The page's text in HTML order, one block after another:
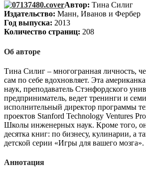
Автор: Тина Силиг
Издательство: Манн, Иванов и Фербер
Год выпуска: 2013
Количество страниц: 208
Об авторе
Тина Силиг – многогранная личность,
сам по себе вдохновляет. Эта
наук, преподаватель Стэнфордского
предприниматель, ведет тренинги и
исполнительный директор программы
проектов Stanford Technology Ventures
Школы инженерных наук. Кроме того,
десятка книг: по бизнесу, кулинарии, а
детской серии «Игры для вашего мозга».
Аннотация